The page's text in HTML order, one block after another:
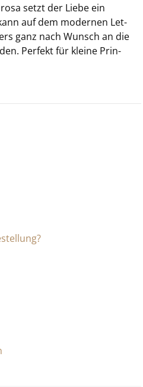
setzt der Liebe ein
auf dem mo­der­nen Let­
ganz nach Wunsch an die
Per­fekt für klei­ne Prin­